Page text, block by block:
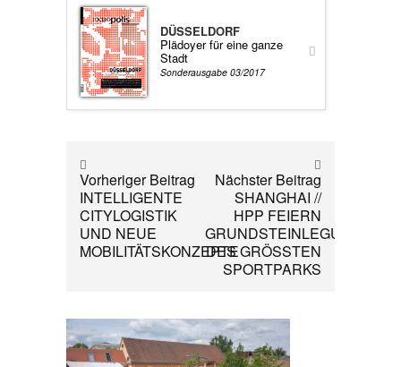
DÜSSELDORF
Plädoyer für eine ganze
Stadt
Sonderausgabe 03/2017
Vorheriger Beitrag
INTELLIGENTE
CITYLOGISTIK
UND NEUE
MOBILITÄTSKONZEPTE
Nächster Beitrag
SHANGHAI //
HPP FEIERN
GRUNDSTEINLEGUNG
DES GRÖSSTEN
SPORTPARKS